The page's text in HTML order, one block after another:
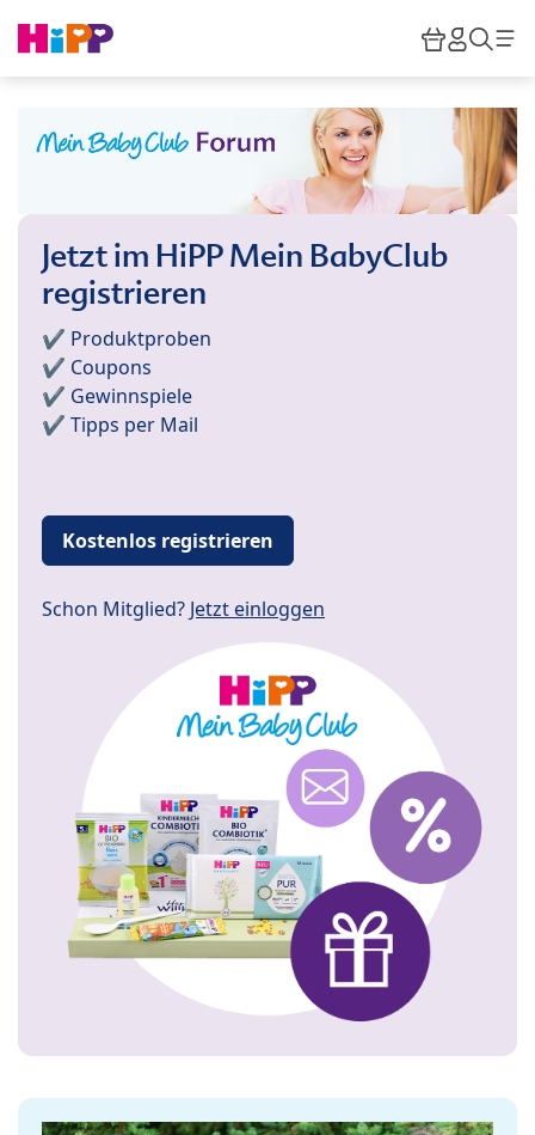
HiPP
Jetzt im HiPP Mein BabyClub
registrieren
✔️ Produktproben
✔️ Coupons
✔️ Gewinnspiele
✔️ Tipps per Mail
Kostenlos registrieren
Schon Mitglied? Jetzt einloggen